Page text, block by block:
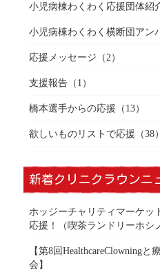
小児病棟わくわく応援団体紹
小児病棟わくわく横断団アン
応援メッセージ （2）
支援報告（1）
橋本選手からの応援 （13）
欲しいものリストで応援 （38）
新着クリニクラウンニ
ホッジーチャリティマーケッ
応援！（喫茶ランドリーホシ
【第8回HealthcareClowning
会】